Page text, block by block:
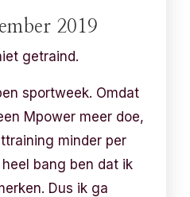
2019
getraind.
sportweek. Omdat
Mpower meer doe,
minder per
bang ben dat ik
Dus ik ga